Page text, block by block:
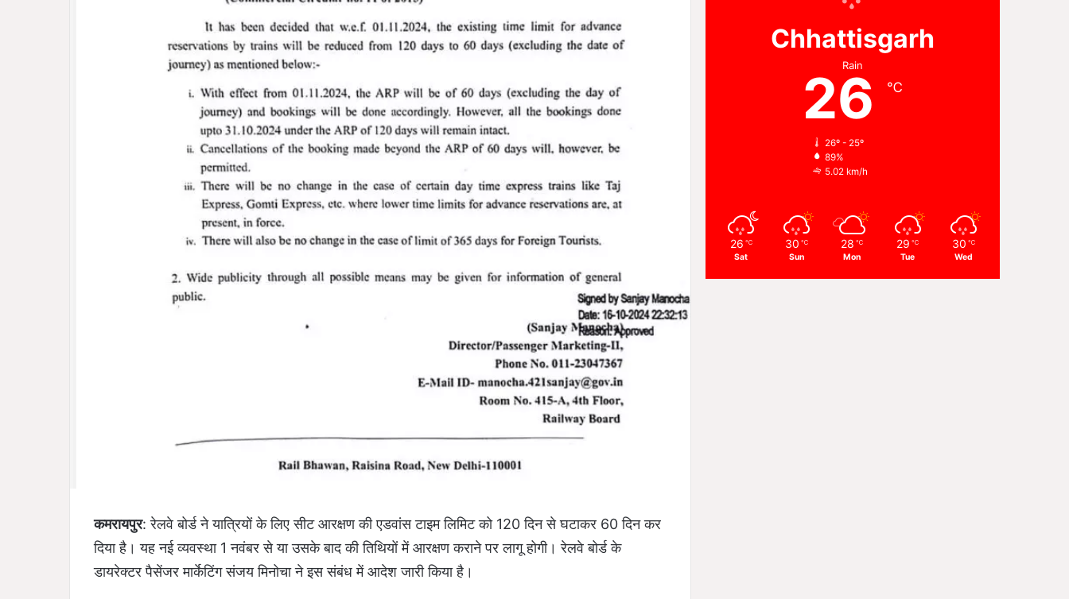
कमरायपुर: रेलवे बोर्ड ने यात्रियों के लिए सीट आरक्षण की एडवांस टाइम लिमिट को 120 दिन से घटाकर 60 दिन कर
दिया है। यह नई व्यवस्था 1 नवंबर से या उसके बाद की तिथियों में आरक्षण कराने पर लागू होगी। रेलवे बोर्ड के
डायरेक्टर पैसेंजर मार्केटिंग संजय मिनोचा ने इस संबंध में आदेश जारी किया है।
Chhattisgarh
Rain
26 ℃
26º - 25º
89%
5.02 km/h
26 ℃
Sat
30 ℃
Sun
28 ℃
Mon
29 ℃
Tue
30 ℃
Wed